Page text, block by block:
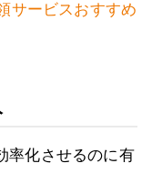
サービスおすすめ
率化させるのに有